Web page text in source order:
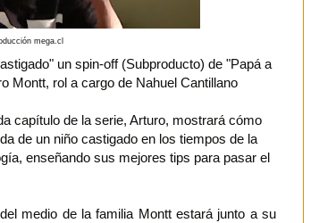
mega.cl
un spin-off (Subproducto) de "Papá a
Montt, rol a cargo de Nahuel Cantillano
capítulo de la serie, Arturo, mostrará cómo
de un niño castigado en los tiempos de la
enseñando sus mejores tips para pasar el
medio de la familia Montt estará junto a su